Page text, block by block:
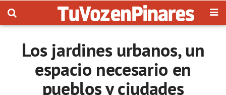
Los jardines urbanos, un
espacio necesario en
pueblos y ciudades